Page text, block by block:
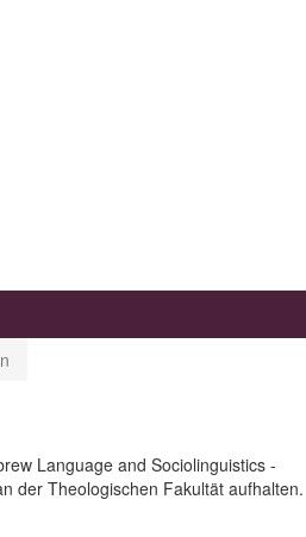
Language and Sociolinguistics -
der Theologischen Fakultät aufhalten.